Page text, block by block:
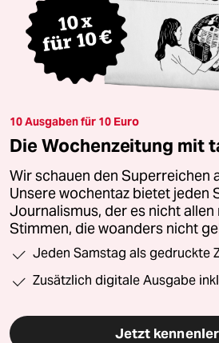
10 Ausgaben für 10 Euro
Die Wochenzeitung mit
Wir schauen den Superreichen
Unsere wochentaz bietet jeden
Journalismus, der es nicht
Stimmen, die woanders nicht
Jeden Samstag als gedruckte
Zusätzlich digitale Ausgabe
Jetzt